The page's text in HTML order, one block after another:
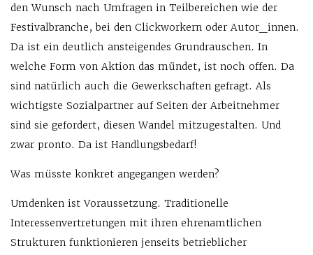
den Wunsch nach Umfragen in Teilbereichen wie der
Festivalbranche, bei den Clickworkern oder Autor_innen.
Da ist ein deutlich ansteigendes Grundrauschen. In
welche Form von Aktion das mündet, ist noch offen. Da
sind natürlich auch die Gewerkschaften gefragt. Als
wichtigste Sozialpartner auf Seiten der Arbeitnehmer
sind sie gefordert, diesen Wandel mitzugestalten. Und
zwar pronto. Da ist Handlungsbedarf!
Was müsste konkret angegangen werden?
Umdenken ist Voraussetzung. Traditionelle
Interessenvertretungen mit ihren ehrenamtlichen
Strukturen funktionieren jenseits betrieblicher